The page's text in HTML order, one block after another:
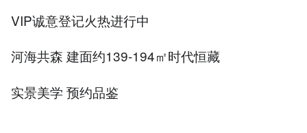
VIP诚意登记火热进行中
河海共森 建面约139-194㎡时代恒藏
实景美学 预约品鉴